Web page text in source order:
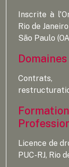
Inscrite à
Rio de
São Paulo
Licence de
PUC-RJ, Rio